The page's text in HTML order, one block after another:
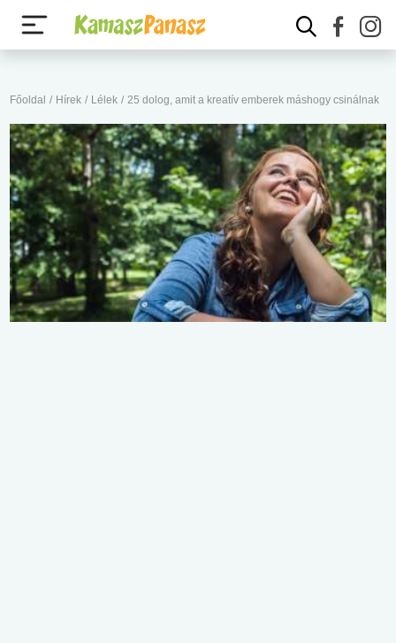
Főoldal / Hírek / Lélek / 25 dolog, amit a kreatív emberek máshogy csinálnak